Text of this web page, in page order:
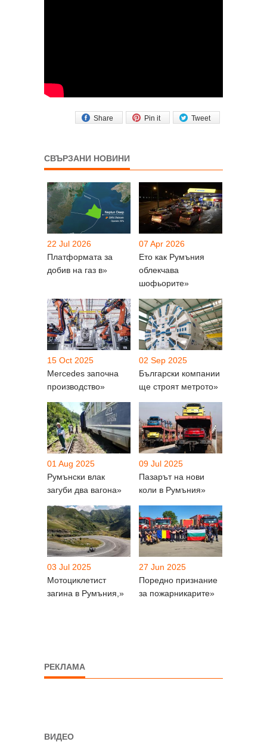
Tweet
Pin it
Share
СВЪРЗАНИ НОВИНИ
22 Jul 2026
Платформата за
добив на газ в»
07 Apr 2026
Ето как Румъния
облекчава
шофьорите»
15 Oct 2025
Mercedes започна
производство»
02 Sep 2025
Български компании
ще строят метрото»
01 Aug 2025
Румънски влак
загуби два вагона»
09 Jul 2025
Пазарът на нови
коли в Румъния»
03 Jul 2025
Мотоциклетист
загина в Румъния,»
27 Jun 2025
Поредно признание
за пожарникарите»
РЕКЛАМА
ВИДЕО